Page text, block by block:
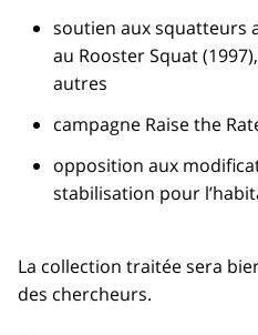
soutien aux squatteurs
au Rooster Squat
autres
campagne Raise the
opposition aux
stabilisation pour
La collection traitée sera
des chercheurs.